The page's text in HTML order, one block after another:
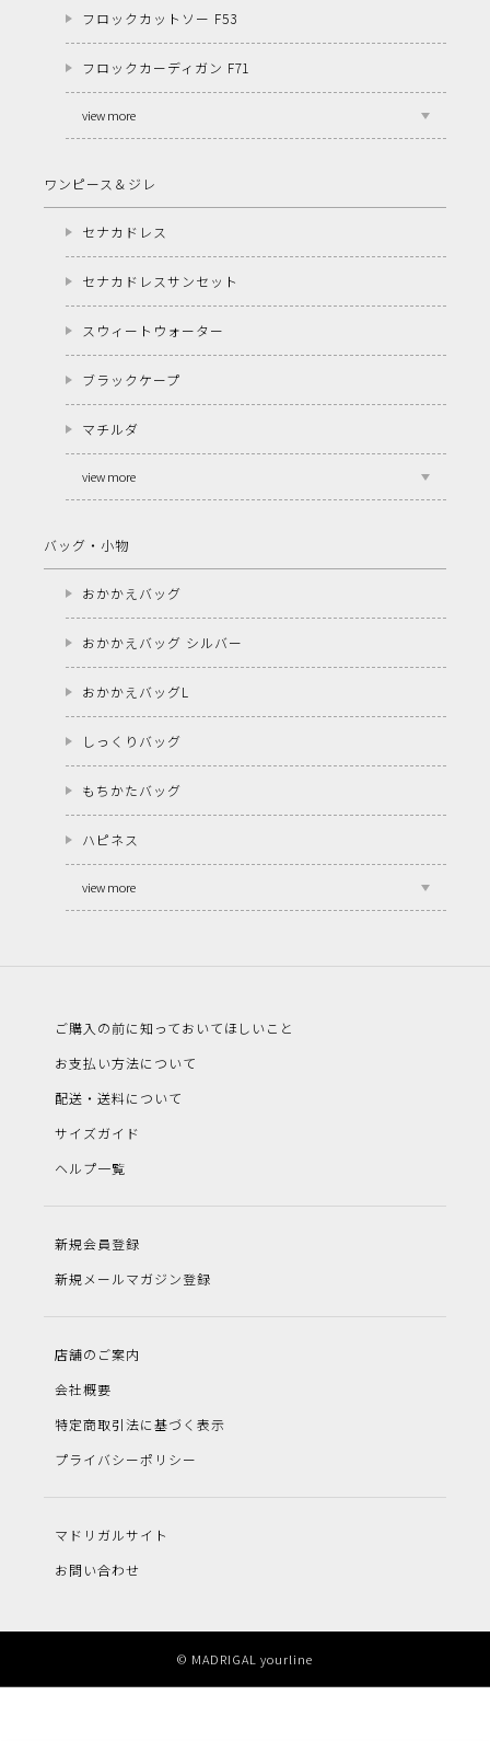
フロックカットソー F53
フロックカーディガン F71
view more
ワンピース＆ジレ
セナカドレス
セナカドレスサンセット
スウィートウォーター
ブラックケープ
マチルダ
view more
バッグ・小物
おかかえバッグ
おかかえバッグ シルバー
おかかえバッグL
しっくりバッグ
もちかたバッグ
ハピネス
view more
ご購入の前に知っておいてほしいこと
お支払い方法について
配送・送料について
サイズガイド
ヘルプ一覧
新規会員登録
新規メールマガジン登録
店舗のご案内
会社概要
特定商取引法に基づく表示
プライバシーポリシー
マドリガルサイト
お問い合わせ
© MADRIGAL yourline